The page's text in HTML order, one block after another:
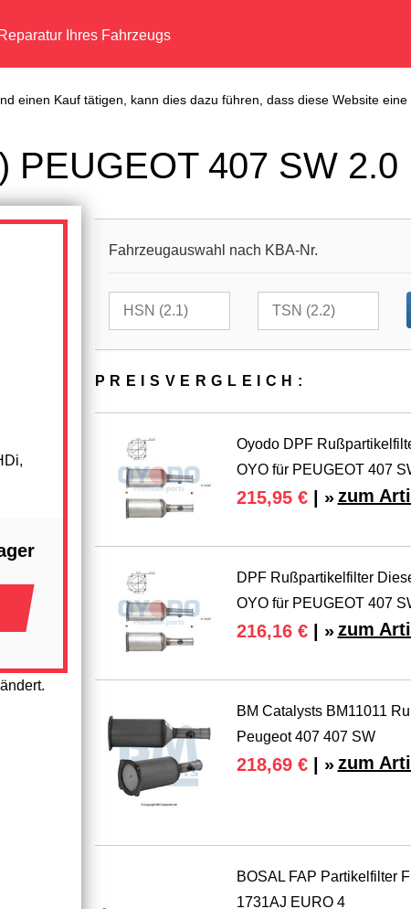
Ihres Fahrzeugs
einen Kauf tätigen, kann dies dazu führen, dass diese Website
PEUGEOT 407 SW 2.0
Fahrzeugauswahl nach KBA-Nr.
PREIS­VER­GLEICH:
Oyodo DPF
OYO für PEUGEOT 407
215,95 €| » zum
DPF Rußpartikelfilter
OYO für PEUGEOT 407
216,16 €| » zum
BM Catalysts BM11011
Peugeot 407 407 SW
218,69 €| » zum
BOSAL FAP Partikelfilter
1731AJ EURO 4